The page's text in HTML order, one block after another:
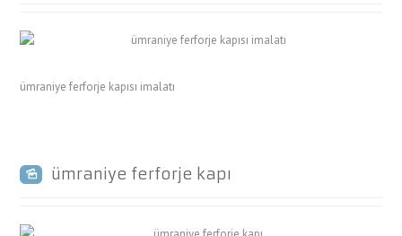
ümraniye ferforje kapısı imalatı
ümraniye ferforje kapı